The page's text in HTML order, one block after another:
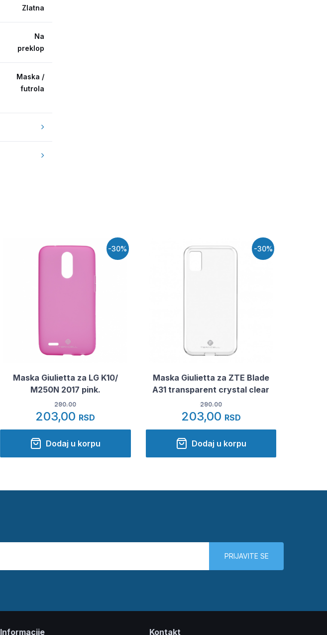
Zlatna
Na
preklop
Maska /
futrola
-30%
Maska Giulietta za LG K10/
M250N 2017 pink.
290.00
203,00 RSD
Dodaj u korpu
-30%
Maska Giulietta za ZTE Blade
A31 transparent crystal clear
290.00
203,00 RSD
Dodaj u korpu
PRIJAVITE SE
Informacije Kontakt